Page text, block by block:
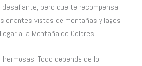
desafiante, pero que te recompensa
vistas de montañas y lagos
a la Montaña de Colores.
Todo depende de lo